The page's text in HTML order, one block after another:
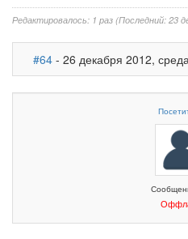
Редактировалось: 1 раз (Последний: 23
#64 - 26 декабря 2012,